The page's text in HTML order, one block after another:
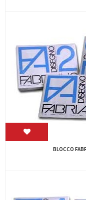
BLOCCO